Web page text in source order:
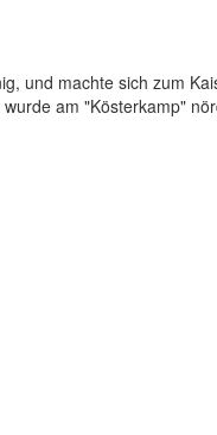
und machte sich zum
am "Kösterkamp"